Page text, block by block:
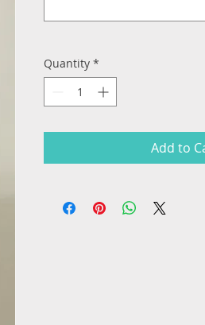
Quantity *
Add to